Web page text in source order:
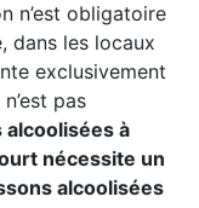
n’est obligatoire
dans les locaux
exclusivement
pas
alcoolisées à
nécessite un
alcoolisées